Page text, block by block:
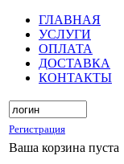
ГЛАВНАЯ
УСЛУГИ
ОПЛАТА
ДОСТАВКА
КОНТАКТЫ
Регистрация
Ваша корзина пуста